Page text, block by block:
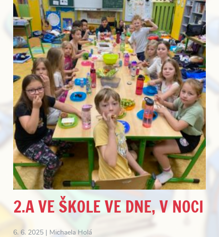
2.A VE ŠKOLE VE DNE, V NOCI
6. 6. 2025 | Michaela Holá